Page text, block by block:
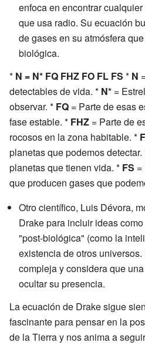
enfoca en encontrar
que usa radio. Su ecuación
de gases en su atmósfera
biológica.
* N = N* FQ FHZ FO FL FS * N
detectables de vida. * N* =
observar. * FQ = Parte de esas
fase estable. * FHZ = Parte de
rocosos en la zona habitable. *
planetas que podemos detectar.
planetas que tienen vida. * FS
que producen gases que
Otro científico, Luis Dévora,
Drake para incluir ideas
"post-biológica" (como la
existencia de otros
compleja y considera que
ocultar su presencia.
La ecuación de Drake sigue
fascinante para pensar en la
de la Tierra y nos anima a